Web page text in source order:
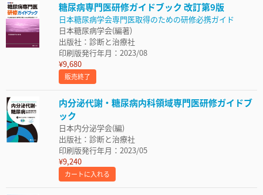
糖尿病専門医研修ガイドブック 改訂第9版
日本糖尿病学会専門医取得のための研修必携ガイド
日本糖尿病学会(編著)
出版社：診断と治療社
印刷版発行年月：2023/08
¥9,680
販売終了
内分泌代謝・糖尿病内科領域専門医研修ガイドブ
ック
日本内分泌学会(編)
出版社：診断と治療社
印刷版発行年月：2023/05
¥9,240
カートに入れる